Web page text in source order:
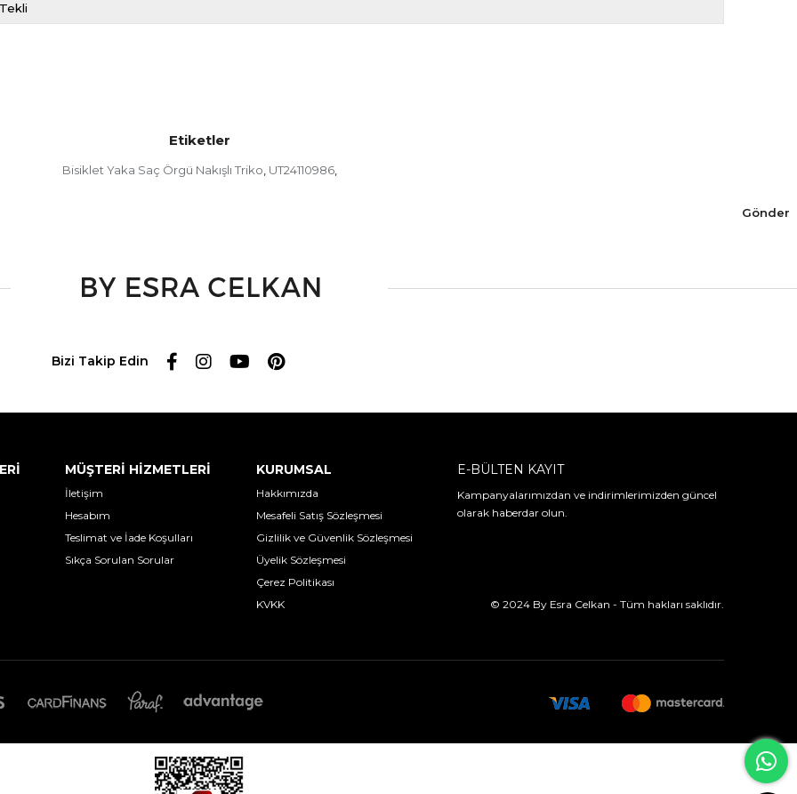
Tekli
Etiketler
Bisiklet Yaka Saç Örgü Nakışlı Triko, UT24110986,
Gönder
Bizi Takip Edin
MÜŞTERİ HİZMETLERİ
İletişim
Hesabım
Teslimat ve İade Koşulları
Sıkça Sorulan Sorular
KURUMSAL
Hakkımızda
Mesafeli Satış Sözleşmesi
Gizlilik ve Güvenlik Sözleşmesi
Üyelik Sözleşmesi
Çerez Politikası
KVKK
E-BÜLTEN KAYIT
Kampanyalarımızdan ve indirimlerimizden güncel
olarak haberdar olun.
© 2024 By Esra Celkan - Tüm hakları saklıdır.